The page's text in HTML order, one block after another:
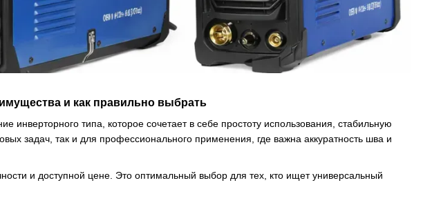
и как правильно выбрать
инверторного типа, которое сочетает в себе простоту использования, стабильную
задач, так и для профессионального применения, где важна аккуратность шва и
и доступной цене. Это оптимальный выбор для тех, кто ищет универсальный